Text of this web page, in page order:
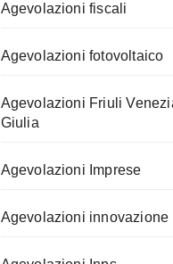
Agevolazioni fiscali
Agevolazioni fotovoltaico
Agevolazioni Friuli
Giulia
Agevolazioni Imprese
Agevolazioni innovazione